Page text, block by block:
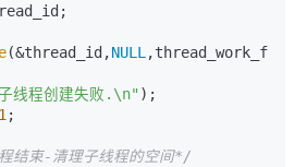
(&thread_id,NULL ,thread_work_func,
线程创建失败.\n" );
;
结束-清理子线程的空间*/